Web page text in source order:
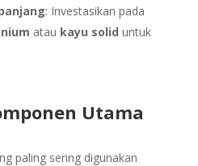
: Investasikan pada
atau kayu solid untuk
Utama
paling sering digunakan